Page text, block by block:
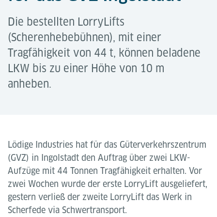
Die bestellten LorryLifts
(Scherenhebebühnen), mit einer
Tragfähigkeit von 44 t, können beladene
LKW bis zu einer Höhe von 10 m
anheben.
Lödige Industries hat für das Güterverkehrszentrum
(GVZ) in Ingolstadt den Auftrag über zwei LKW-
Aufzüge mit 44 Tonnen Tragfähigkeit erhalten. Vor
zwei Wochen wurde der erste LorryLift ausgeliefert,
gestern verließ der zweite LorryLift das Werk in
Scherfede via Schwertransport.